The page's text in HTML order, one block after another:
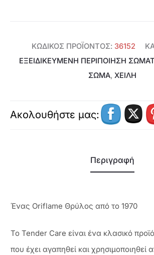
ΚΩΔΙΚΌΣ ΠΡΟΪΌΝΤΟΣ: 36152
ΕΞΕΙΔΙΚΕΥΜΈΝΗ ΠΕΡΙΠΟΊΗΣΗ
ΣΩΜΑ, ΧΕΊΛΗ
Ακολουθήστε μας:
Περιγραφή
Ένας Oriflame Θρύλος από το 1970
Το Tender Care είναι ένα κλασικό
που έχει αγαπηθεί και χρησιμοποιηθεί